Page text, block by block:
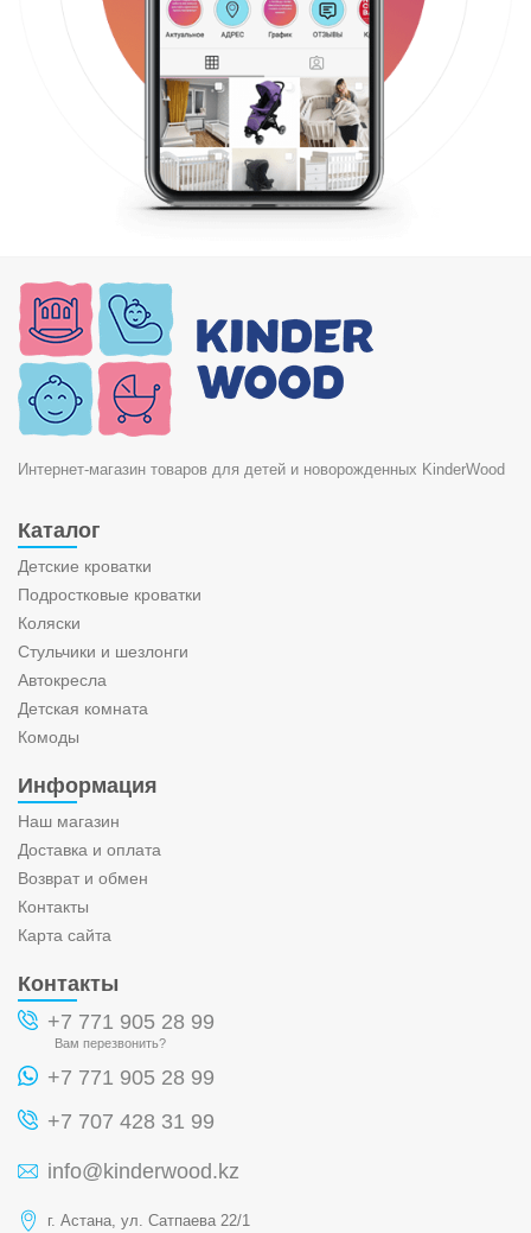
Интернет-магазин товаров для детей и новорожденных KinderWood
Каталог
Детские кроватки
Подростковые кроватки
Коляски
Стульчики и шезлонги
Автокресла
Детская комната
Комоды
Информация
Наш магазин
Доставка и оплата
Возврат и обмен
Контакты
Карта сайта
Контакты
+7 771 905 28 99
Вам перезвонить?
+7 771 905 28 99
+7 707 428 31 99
info@kinderwood.kz
г. Астана, ул. Сатпаева 22/1